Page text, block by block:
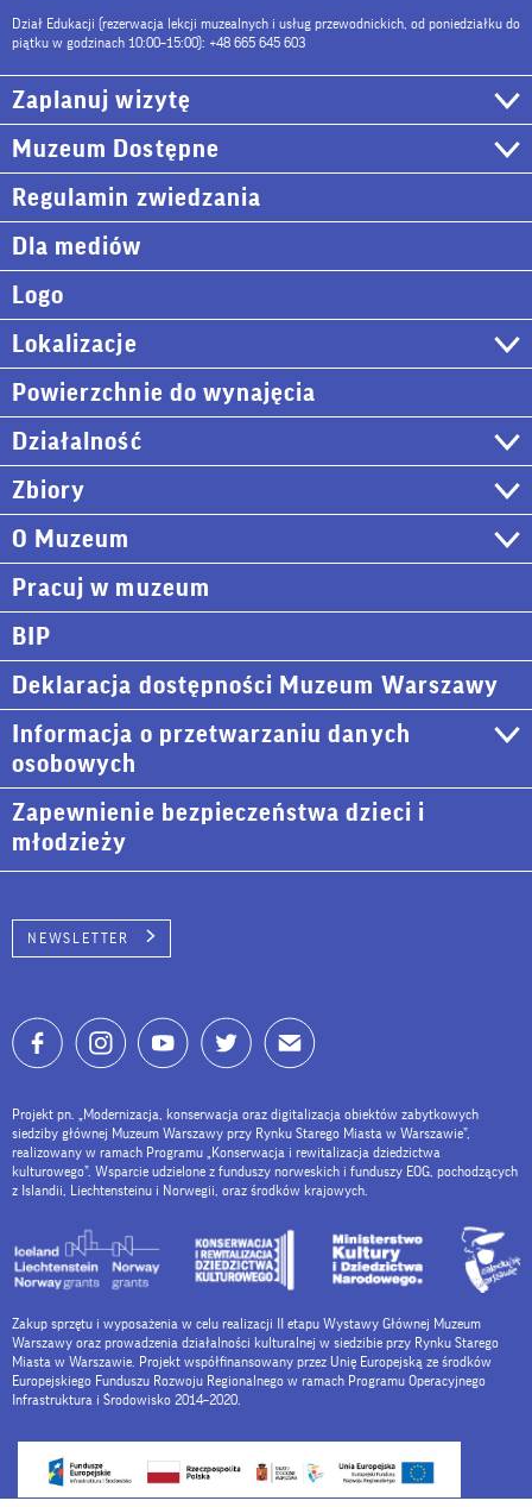
Dział Edukacji (rezerwacja lekcji muzealnych i usług przewodnickich, od poniedziałku do
piątku w godzinach 10:00–15:00): +48 665 645 603
Zaplanuj wizytę
Muzeum Dostępne
Regulamin zwiedzania
Dla mediów
Logo
Lokalizacje
Powierzchnie do wynajęcia
Działalność
Zbiory
O Muzeum
Pracuj w muzeum
BIP
Deklaracja dostępności Muzeum Warszawy
Informacja o przetwarzaniu danych
osobowych
Zapewnienie bezpieczeństwa dzieci i
młodzieży
NEWSLETTER
Projekt pn. „Modernizacja, konserwacja oraz digitalizacja obiektów zabytkowych
siedziby głównej Muzeum Warszawy przy Rynku Starego Miasta w Warszawie”,
realizowany w ramach Programu „Konserwacja i rewitalizacja dziedzictwa
kulturowego”. Wsparcie udzielone z funduszy norweskich i funduszy EOG, pochodzących
z Islandii, Liechtensteinu i Norwegii, oraz środków krajowych.
Zakup sprzętu i wyposażenia w celu realizacji II etapu Wystawy Głównej Muzeum
Warszawy oraz prowadzenia działalności kulturalnej w siedzibie przy Rynku Starego
Miasta w Warszawie. Projekt współfinansowany przez Unię Europejską ze środków
Europejskiego Funduszu Rozwoju Regionalnego w ramach Programu Operacyjnego
Infrastruktura i Środowisko 2014–2020.